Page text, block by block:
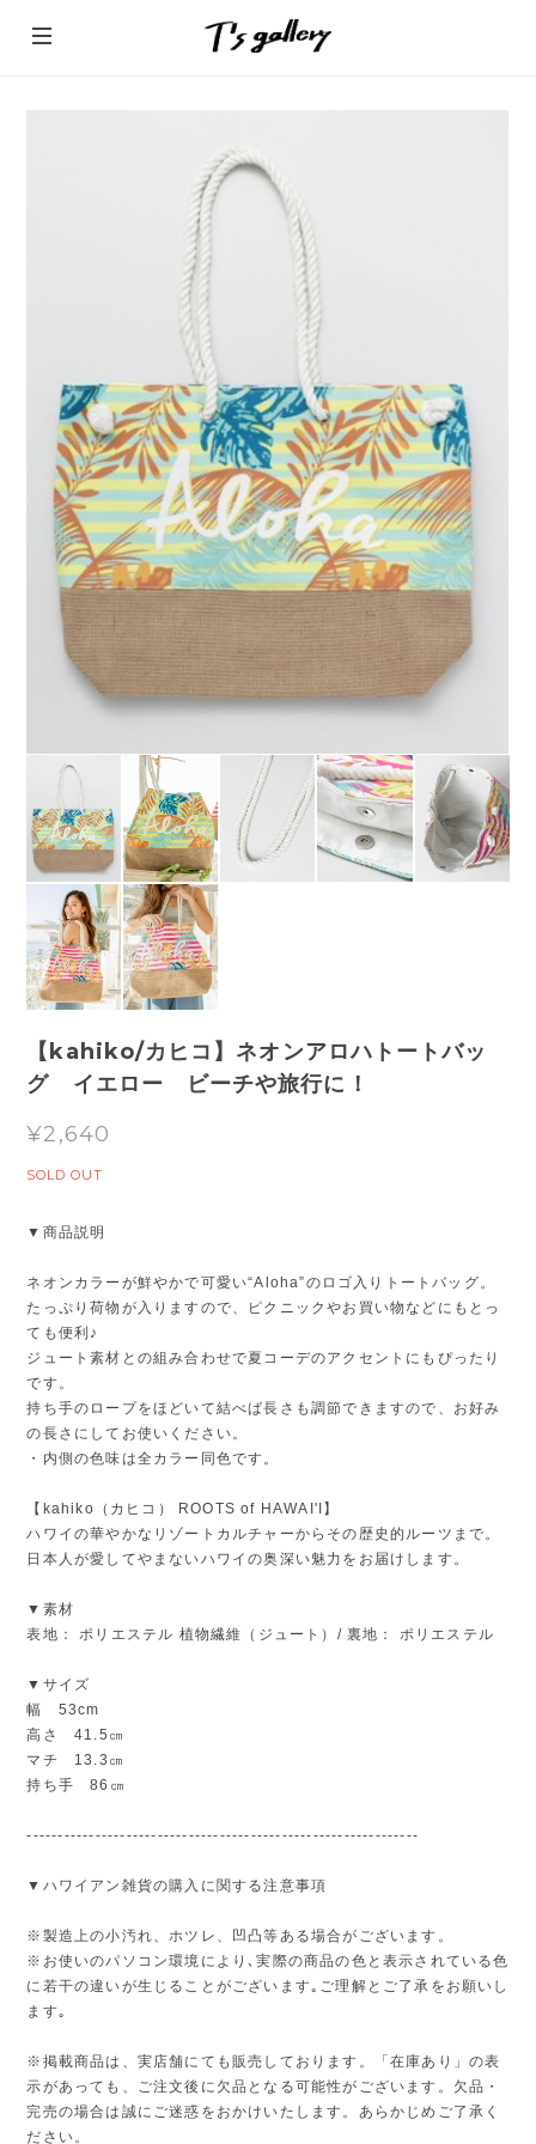
【kahiko/カヒコ】ネオンアロハトートバッ
グ イエロー ビーチや旅行に！
¥2,640
SOLD OUT
▼商品説明
ネオンカラーが鮮やかで可愛い“Aloha”のロゴ入りトートバッグ。
たっぷり荷物が入りますので、ピクニックやお買い物などにもとっ
ても便利♪
ジュート素材との組み合わせで夏コーデのアクセントにもぴったり
です。
持ち手のロープをほどいて結べば長さも調節できますので、お好み
の長さにしてお使いください。
・内側の色味は全カラー同色です。
【kahiko（カヒコ） ROOTS of HAWAI'I】
ハワイの華やかなリゾートカルチャーからその歴史的ルーツまで。
日本人が愛してやまないハワイの奥深い魅力をお届けします。
▼素材
表地： ポリエステル 植物繊維（ジュート）/ 裏地： ポリエステル
▼サイズ
幅 53cm
高さ 41.5㎝
マチ 13.3㎝
持ち手 86㎝
---------------------------------------------------------------
▼ハワイアン雑貨の購入に関する注意事項
※製造上の小汚れ、ホツレ、凹凸等ある場合がございます。
※お使いのパソコン環境により､実際の商品の色と表示されている色
に若干の違いが生じることがございます｡ご理解とご了承をお願いし
ます｡
※掲載商品は、実店舗にても販売しております。「在庫あり」の表
示があっても、ご注文後に欠品となる可能性がございます。欠品・
完売の場合は誠にご迷惑をおかけいたします。あらかじめご了承く
ださい。